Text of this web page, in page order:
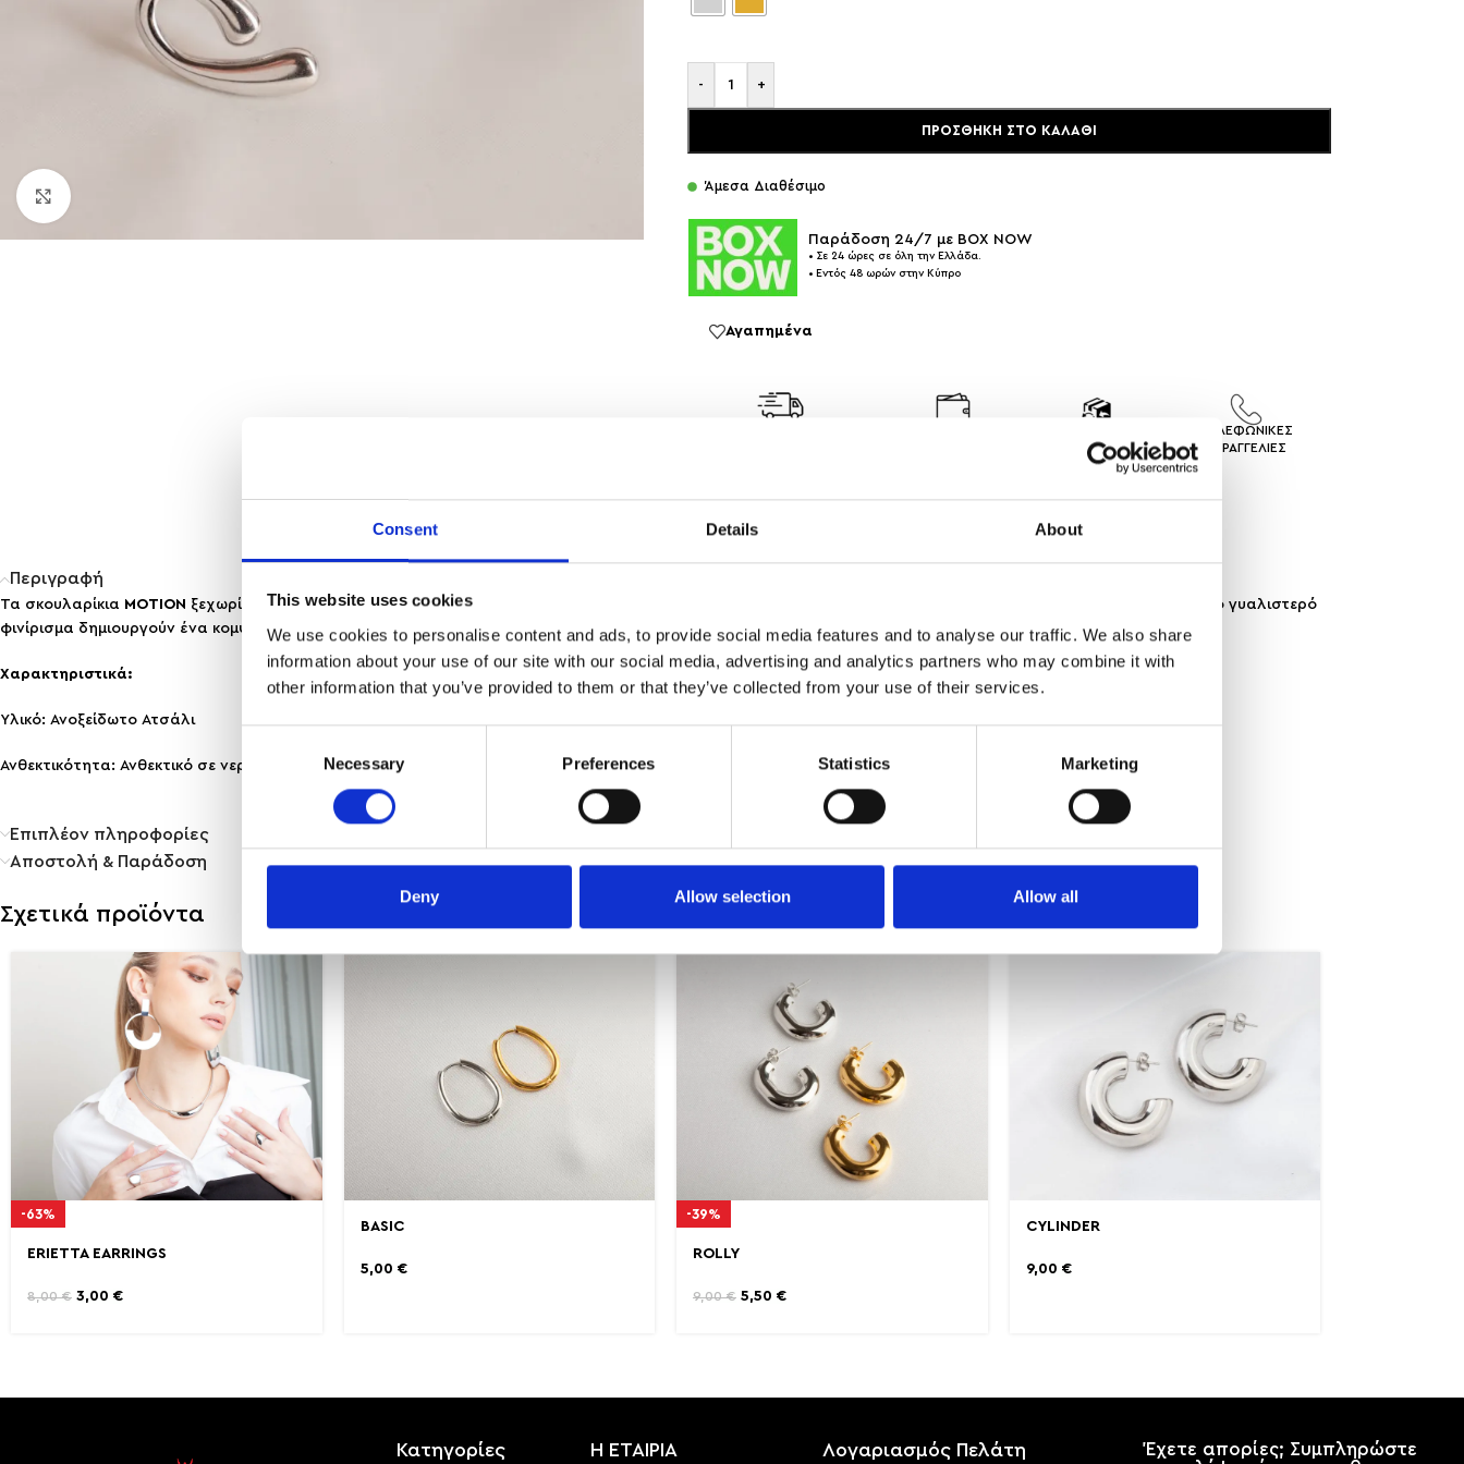
Consent Details About
This website uses cookies
We use cookies to personalise content and ads, to provide social media features and to analyse our traffic. We also share
information about your use of our site with our social media, advertising and analytics partners who may combine it with
other information that you’ve provided to them or that they’ve collected from your use of their services.
Selection
Necessary Preferences Statistics Marketing
Deny Allow selection Allow all
- +
ΠΡΟΣΘΉΚΗ ΣΤΟ ΚΑΛΆΘΙ
Άμεσα Διαθέσιμο
Παράδοση 24/7 με BOX NOW
• Σε 24 ώρες σε όλη την Ελλάδα.
• Εντός 48 ωρών στην Κύπρο
Αγαπημένα
ΠΡΟΙΟΝΤΩΝ
ΤΗΛΕΦΩΝΙΚΕΣ
ΠΑΡΑΓΓΕΛΙΕΣ
Περιγραφή
Τα σκουλαρίκια MOTION ξεχωρίζουν για τον μοντέρνο σχεδιασμό τους, εμπνευσμένο από τις φυσικές καμπύλες και τη ρευστή κίνηση. Οι απαλές γραμμές και το γυαλιστερό
φινίρισμα δημιουργούν ένα κομψό αποτέλεσμα που συνδυάζει τη minimal αισθητική με τον σύγχρονο χαρακτήρα.
Χαρακτηριστικά:
Υλικό: Ανοξείδωτο Ατσάλι
Ανθεκτικότητα: Ανθεκτικό σε νερό & άρωμα, δε μαυρίζει!
Επιπλέον πληροφορίες
Αποστολή & Παράδοση
Σχετικά προϊόντα
-63%
ERIETTA EARRINGS
8,00€ 3,00 €
BASIC
5,00 €
-39%
ROLLY
9,00€ 5,50 €
CYLINDER
9,00 €
Κατηγορίες Η ΕΤΑΙΡΙΑ Λογαριασμός Πελάτη
Έχετε απορίες; Συμπληρώστε